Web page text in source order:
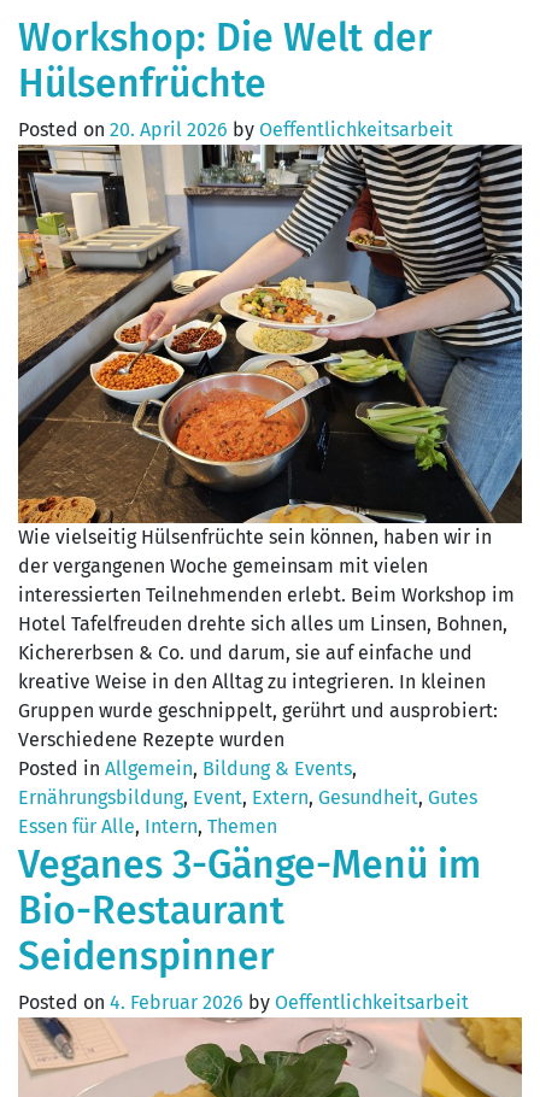
Workshop: Die Welt der
Hülsenfrüchte
Posted on 20. April 2026 by Oeffentlichkeitsarbeit
Wie vielseitig Hülsenfrüchte sein können, haben wir in
der vergangenen Woche gemeinsam mit vielen
interessierten Teilnehmenden erlebt. Beim Workshop im
Hotel Tafelfreuden drehte sich alles um Linsen, Bohnen,
Kichererbsen & Co. und darum, sie auf einfache und
kreative Weise in den Alltag zu integrieren. In kleinen
Gruppen wurde geschnippelt, gerührt und ausprobiert:
Verschiedene Rezepte wurden
Posted in Allgemein, Bildung & Events,
Ernährungsbildung, Event, Extern, Gesundheit, Gutes
Essen für Alle, Intern, Themen
Veganes 3-Gänge-Menü im
Bio-Restaurant
Seidenspinner
Posted on 4. Februar 2026 by Oeffentlichkeitsarbeit